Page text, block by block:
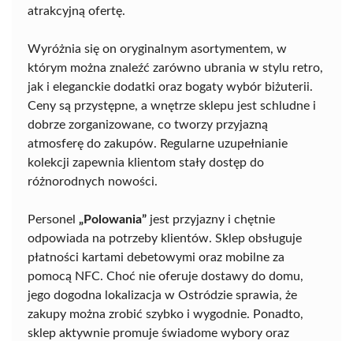
atrakcyjną ofertę.
Wyróżnia się on oryginalnym asortymentem, w
którym można znaleźć zarówno ubrania w stylu retro,
jak i eleganckie dodatki oraz bogaty wybór biżuterii.
Ceny są przystępne, a wnętrze sklepu jest schludne i
dobrze zorganizowane, co tworzy przyjazną
atmosferę do zakupów. Regularne uzupełnianie
kolekcji zapewnia klientom stały dostęp do
różnorodnych nowości.
Personel „Polowania” jest przyjazny i chętnie
odpowiada na potrzeby klientów. Sklep obsługuje
płatności kartami debetowymi oraz mobilne za
pomocą NFC. Choć nie oferuje dostawy do domu,
jego dogodna lokalizacja w Ostródzie sprawia, że
zakupy można zrobić szybko i wygodnie. Ponadto,
sklep aktywnie promuje świadome wybory oraz